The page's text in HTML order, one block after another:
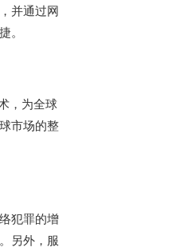
并通过网
。
，为全球
市场的整
犯罪的增
另外，服